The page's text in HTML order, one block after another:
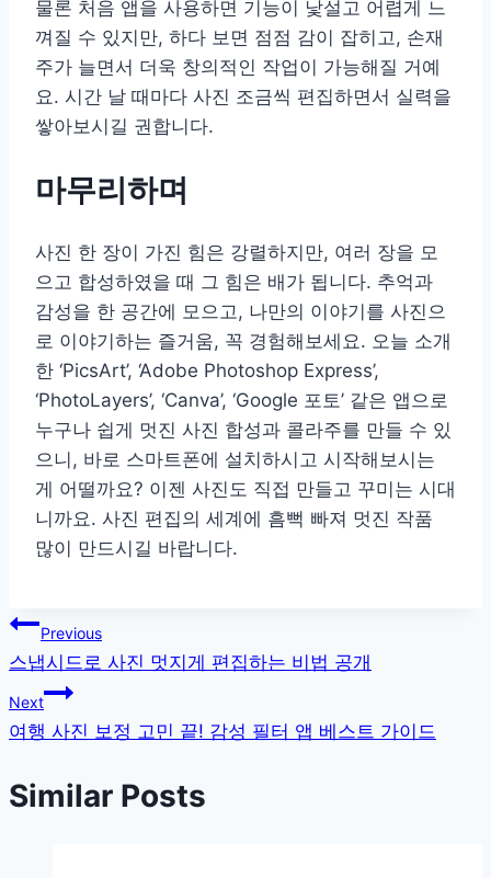
물론 처음 앱을 사용하면 기능이 낯설고 어렵게 느
껴질 수 있지만, 하다 보면 점점 감이 잡히고, 손재
주가 늘면서 더욱 창의적인 작업이 가능해질 거예
요. 시간 날 때마다 사진 조금씩 편집하면서 실력을
쌓아보시길 권합니다.
마무리하며
사진 한 장이 가진 힘은 강렬하지만, 여러 장을 모
으고 합성하였을 때 그 힘은 배가 됩니다. 추억과
감성을 한 공간에 모으고, 나만의 이야기를 사진으
로 이야기하는 즐거움, 꼭 경험해보세요. 오늘 소개
한 ‘PicsArt’, ‘Adobe Photoshop Express’,
‘PhotoLayers’, ‘Canva’, ‘Google 포토’ 같은 앱으로
누구나 쉽게 멋진 사진 합성과 콜라주를 만들 수 있
으니, 바로 스마트폰에 설치하시고 시작해보시는
게 어떨까요? 이젠 사진도 직접 만들고 꾸미는 시대
니까요. 사진 편집의 세계에 흠뻑 빠져 멋진 작품
많이 만드시길 바랍니다.
글
탐
색
Previous
스냅시드로 사진 멋지게 편집하는 비법 공개
Next
여행 사진 보정 고민 끝! 감성 필터 앱 베스트 가이드
Similar Posts